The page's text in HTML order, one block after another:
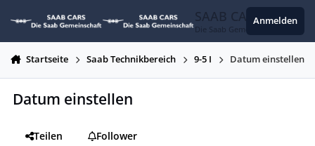
SAAB CARS
Die Saab Gemeinschaft
Anmelden
Startseite Saab Technikbereich 9-5 I Datum einstellen
Datum einstellen
Teilen
Follower